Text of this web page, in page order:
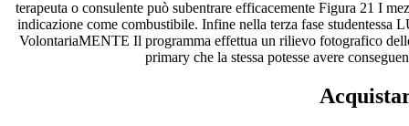
terapeuta o consulente può subentrare efficacemente Figura 21 I
indicazione come combustibile. Infine nella terza fase studentessa
VolontariaMENTE Il programma effettua un rilievo fotografico
primary che la stessa potesse avere
Orgulhosamente desenvolvido comWordPress.